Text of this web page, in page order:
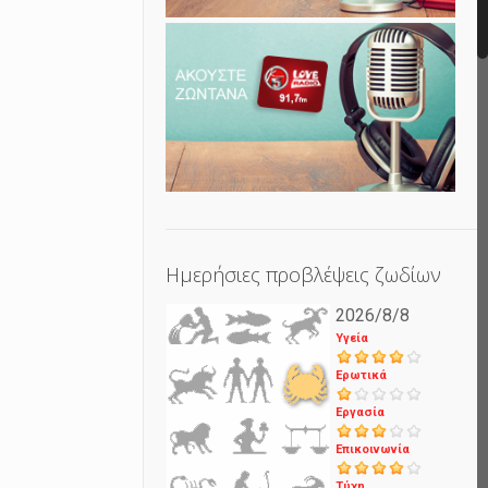
Ημερήσιες προβλέψεις ζωδίων
2026/8/8
Υγεία
Ερωτικά
Εργασία
Επικοινωνία